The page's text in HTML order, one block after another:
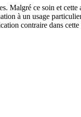
Malgré ce soin et
à un usage
contraire dans